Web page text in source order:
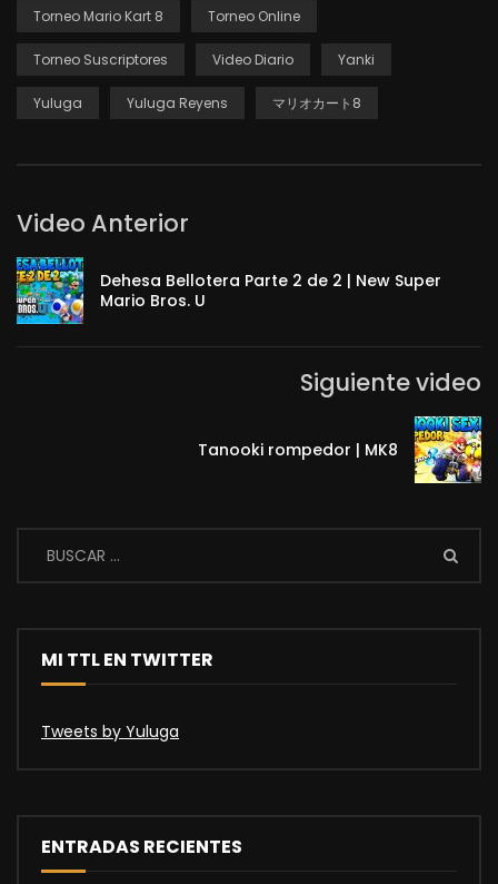
Torneo Mario Kart 8 Torneo Online
Torneo Suscriptores Video Diario Yanki
Yuluga Yuluga Reyens マリオカート8
Video Anterior
Dehesa Bellotera Parte 2 de 2 | New Super
Mario Bros. U
Siguiente video
Tanooki rompedor | MK8
MI TTL EN TWITTER
Tweets by Yuluga
ENTRADAS RECIENTES